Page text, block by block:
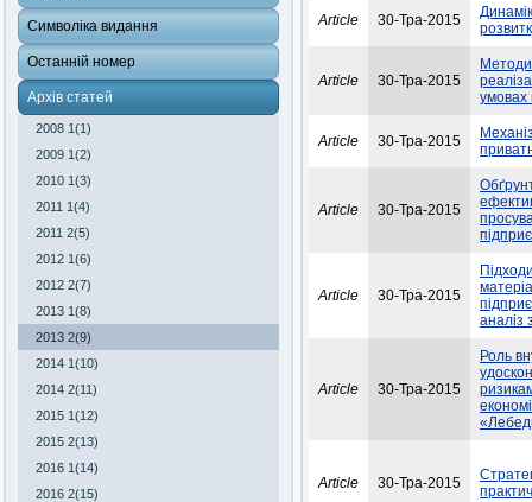
Символіка видання
Останній номер
Архів статей
2008 1(1)
2009 1(2)
2010 1(3)
2011 1(4)
2011 2(5)
2012 1(6)
2012 2(7)
2013 1(8)
2013 2(9)
2014 1(10)
2014 2(11)
2015 1(12)
2015 2(13)
2016 1(14)
2016 2(15)
Article 30-Тра-2015
Article 30-Тра-2015
умовах
Article 30-Тра-2015
Article 30-Тра-2015
Article 30-Тра-2015
аналіз
Article 30-Тра-2015
Роль
Article 30-Тра-2015